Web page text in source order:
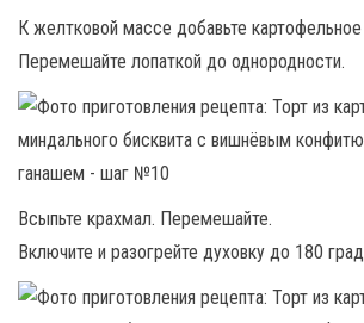
К желтковой массе добавьте
Перемешайте лопаткой до однородности.
Всыпьте крахмал. Перемешайте.
Включите и разогрейте духовку до 180